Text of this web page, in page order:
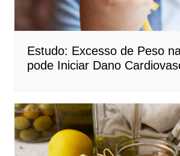
Estudo: Excesso de Peso
pode Iniciar Dano